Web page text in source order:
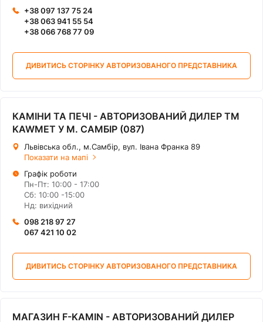
+38 097 137 75 24
+38 063 941 55 54
+38 066 768 77 09
ДИВИТИСЬ СТОРІНКУ АВТОРИЗОВАНОГО ПРЕДСТАВНИКА
КАМІНИ ТА ПЕЧІ - АВТОРИЗОВАНИЙ ДИЛЕР ТМ
KAWMET У М. САМБІР (087)
Львівська обл., м.Самбір, вул. Івана Франка 89
Показати на мапі
Графік роботи
Пн-Пт: 10:00 - 17:00
Сб: 10:00 -15:00
Нд: вихідний
098 218 97 27
067 421 10 02
ДИВИТИСЬ СТОРІНКУ АВТОРИЗОВАНОГО ПРЕДСТАВНИКА
МАГАЗИН F-KAMIN - АВТОРИЗОВАНИЙ ДИЛЕР